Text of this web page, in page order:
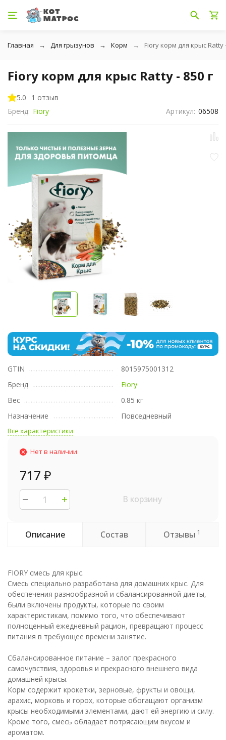
Главная Для грызунов Корм Fiory корм для крыс Ratty
Fiory корм для крыс Ratty - 850 г
5.0
1 отзыв
Бренд: Fiory Артикул: 06508
GTIN
8015975001312
Бренд
Fiory
Вес
0.85 кг
Назначение
Повседневный
Все характеристики
Нет в наличии
717 ₽
В корзину
Описание Состав Отзывы 1
FIORY смесь для крыс.
Смесь специально разработана для домашних крыс. Для
обеспечения разнообразной и сбалансированной диеты,
были включены продукты, которые по своим
характеристикам, помимо того, что обеспечивают
полноценный ежедневный рацион, превращают процесс
питания в требующее времени занятие.
Сбалансированное питание – залог прекрасного
самочувствия, здоровья и прекрасного внешнего вида
домашней крысы.
Корм содержит крокетки, зерновые, фрукты и овощи,
арахис, морковь и горох, которые обогащают организм
крысы необходимыми элементами, дают ей энергию и силу.
Кроме того, смесь обладает потрясающим вкусом и
ароматом.